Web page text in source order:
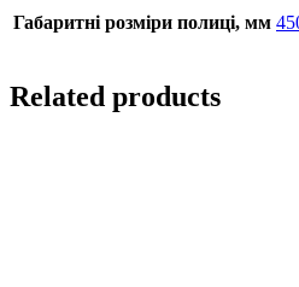
Габаритні розміри полиці, мм
Related products